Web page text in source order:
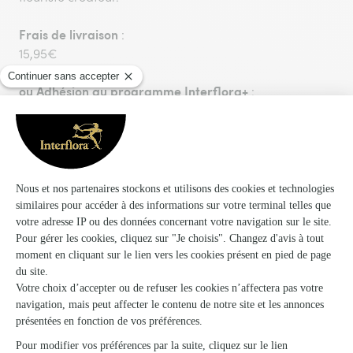
Frais de livraison :
15,95€
ouAdhésion au programme Interflora+:
24,95€. Nous vous proposons un programme de
fidélité vous permettant de bénéficier des frais de
livraison GRATUITS sur toutes vos commandes pendant
1 an à compter de votre date d'adhésion.
Livraison aujourd'hui, pour toute commande passée
avant 17h00.
Vous aimerez aussi